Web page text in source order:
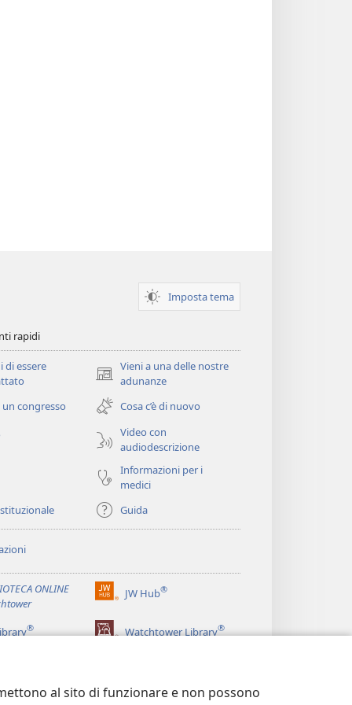
al sito di funzionare e non possono
Imposta tema
rapidi
di essere
Vieni a una delle nostre
adunanze
(apre
una
nuova
finestra)
un congresso
Cosa c’è di nuovo
Video con
audiodescrizione
Informazioni per i
medici
Guida
ONLINE
JW Hub®
(apre
nuova
® Watchtower Library®